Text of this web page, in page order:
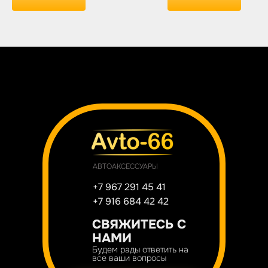
Будем рады ответить на
все ваши вопросы
СВЯЖИТЕСЬ С
НАМИ
АВТОАКСЕССУАРЫ
+7 967 291 45 41
+7 916 684 42 42